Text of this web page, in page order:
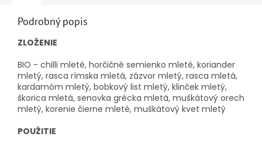
Podrobný popis
ZLOŽENIE
BIO - chilli mleté, horčičné semienko mleté, koriander
mletý, rasca rímska mletá, zázvor mletý, rasca mletá,
kardamóm mletý, bobkový list mletý, klinček mletý,
škorica mletá, senovka grécka mletá, muškátový orech
mletý, korenie čierne mleté, muškátový kvet mletý
POUŽITIE